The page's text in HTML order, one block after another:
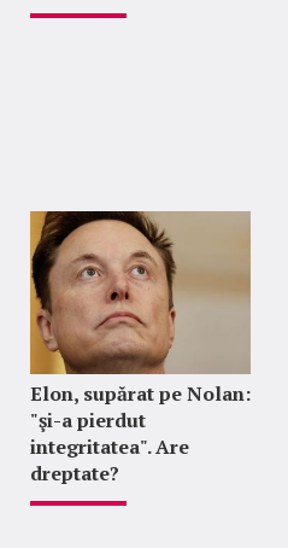
Elon, supărat pe Nolan:
"şi-a pierdut
integritatea". Are
dreptate?